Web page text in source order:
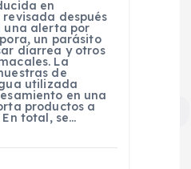
en
después
una alerta por
un parásito
diarrea y otros
La
de
utilizada
en una
productos a
En total, se…